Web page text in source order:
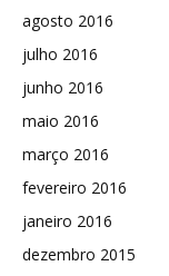
agosto 2016
julho 2016
junho 2016
maio 2016
março 2016
fevereiro 2016
janeiro 2016
dezembro 2015